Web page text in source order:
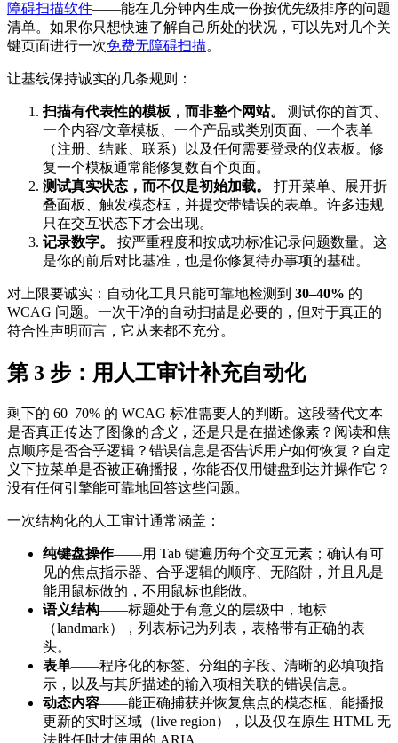
障碍扫描软件——能在几分钟内生成一份按优先级排序的问题
清单。如果你只想快速了解自己所处的状况，可以先对几个关
键页面进行一次免费无障碍扫描。
让基线保持诚实的几条规则：
扫描有代表性的模板，而非整个网站。
测试你的首页、
一个内容/文章模板、一个产品或类别页面、一个表单
（注册、结账、联系）以及任何需要登录的仪表板。修
复一个模板通常能修复数百个页面。
测试真实状态，而不仅是初始加载。
打开菜单、展开折
叠面板、触发模态框，并提交带错误的表单。许多违规
只在交互状态下才会出现。
记录数字。
按严重程度和按成功标准记录问题数量。这
是你的前后对比基准，也是你修复待办事项的基础。
对上限要诚实：自动化工具只能可靠地检测到 30–40% 的
WCAG 问题。一次干净的自动扫描是必要的，但对于真正的
符合性声明而言，它从来都不充分。
第 3 步：用人工审计补充自动化
剩下的 60–70% 的 WCAG 标准需要人的判断。这段替代文本
是否真正传达了图像的含义 ，还是只是在描述像素？阅读和焦
点顺序是否合乎逻辑？错误信息是否告诉用户如何恢复？自定
义下拉菜单是否被正确播报，你能否仅用键盘到达并操作它？
没有任何引擎能可靠地回答这些问题。
一次结构化的人工审计通常涵盖：
纯键盘操作——用 Tab 键遍历每个交互元素；确认有可
见的焦点指示器、合乎逻辑的顺序、无陷阱，并且凡是
能用鼠标做的，不用鼠标也能做。
语义结构——标题处于有意义的层级中，地标
（landmark），列表标记为列表，表格带有正确的表
头。
表单——程序化的标签、分组的字段、清晰的必填项指
示，以及与其所描述的输入项相关联的错误信息。
动态内容——能正确捕获并恢复焦点的模态框、能播报
更新的实时区域（live region），以及仅在原生 HTML 无